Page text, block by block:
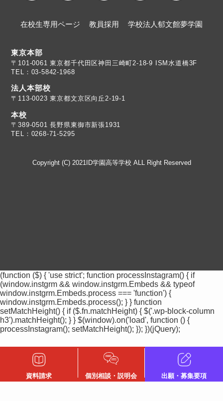
在校生専用ページ 教員採用 学校法人郁文館夢学園
東京本部
TEL：03-5842-1968
法人本部校
〒113-0023 東京都文京区向丘2-19-1
本校
TEL：0268-71-5295
Copyright (C) 2021ID学園高等学校 ALL Right Reserved
資料請求 個別相談・説明会 出願・募集要項
(function ($) { 'use strict'; function processInstagram() { if
(window.instgrm && window.instgrm.Embeds && typeof
window.instgrm.Embeds.process === 'function') {
window.instgrm.Embeds.process(); } } function
setMatchHeight() { if ($.fn.matchHeight) { $('.wp-block-column
h3').matchHeight(); } } $(window).on('load', function () {
processInstagram(); setMatchHeight(); }); })(jQuery);